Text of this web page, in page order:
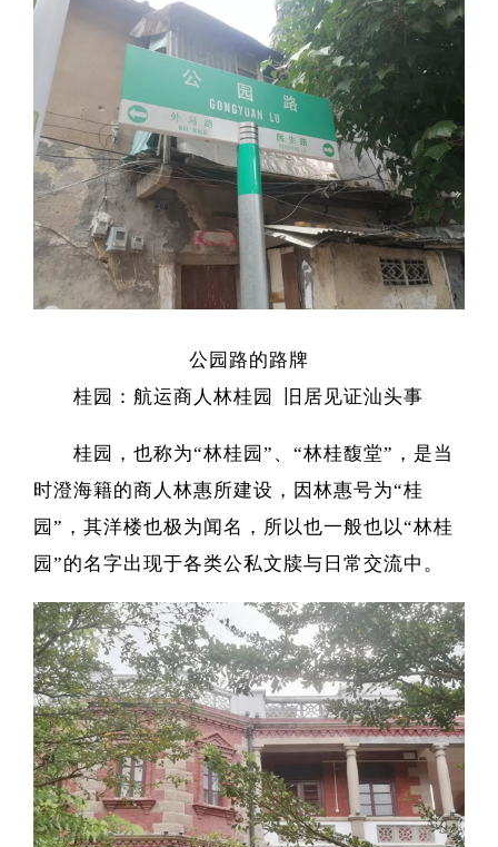
公园路的路牌
桂园：航运商人林桂园
旧居见证汕头事
桂园，也称为“林桂园”、“林桂馥堂”，是当
时澄海籍的商人林惠所建设，因林惠号为“桂
园”，其洋楼也极为闻名，所以也一般也以“林桂
园”的名字出现于各类公私文牍与日常交流中。